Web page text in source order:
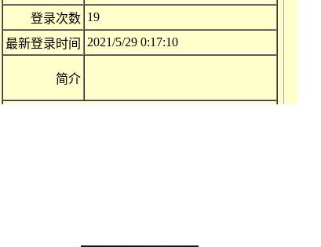
登录次数 19
最新登录时间
2021/5/29 0:17:10
简介